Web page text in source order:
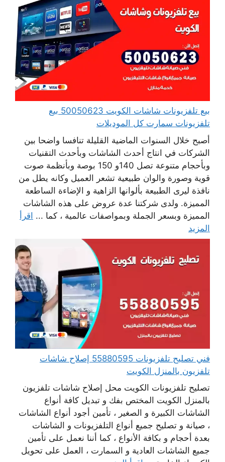
بيع تلفزيونات شاشات الكويت 50050623 بيع
تلفزيونات سمارت كل الموديلات
أصبح خلال السنوات الماضية القليلة تنافسا واضحا بين
الشركات في انتاج أحدث الشاشات وبأحدث التقنيات
وبأحجام متنوعة تصل 140و 150 بوصة وبأنظمة صوت
قوية وصورة والوان طبيعية تشعر العميل وكانه يطل من
نافذة ليرى الطبيعة بألوانها الزاهية و الإضاءة الساطعة
المميزة. ولدى شركتنا عدة عروض على هذه الشاشات
المميزة وبسعر الجملة وبمواصفات عالمية ، كما ... اقرأ
المزيد
فني تصليح تلفزيونات 55880595 إصلاح شاشات
تلفزيون بالمنزل الكويت
تصليح تلفزيونات الكويت محل إصلاح شاشات تلفزيون
بالمنزل الكويت المختص بفك و تبديل كافة أنواع
الشاشات الكبيرة و الصغير ، تأمين أجود أنواع الشاشات
، صيانة و تصليح جميع أنواع التلفزيونات و الشاشات
بعدة أحجام و بكافة الأنواع ، كما أننا نعمل على تأمين
جميع الشاشات العادية و السمارت ، العمل على تحويل